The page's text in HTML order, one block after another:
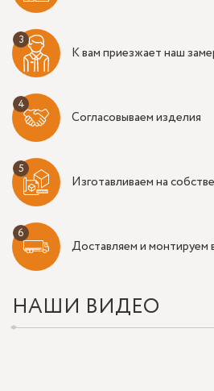
К вам приезжает наш
Согласовываем изделия
Изготавливаем на
Доставляем и монтируем
НАШИ ВИДЕО